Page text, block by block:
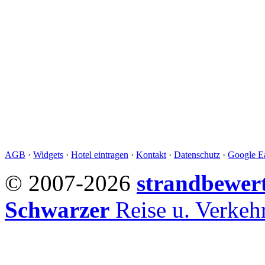
AGB · Widgets · Hotel eintragen · Kontakt · Datenschutz · Google
© 2007-2026
Schwarzer Reise u.